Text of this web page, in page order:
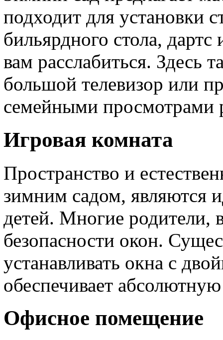
подходит для установки
бильярдного стола,
вам расслабиться. Здесь
большой телевизор или
семейными просмотрами
Игровая комната
Пространство и
зимним садом, являются
детей. Многие родители,
безопасности окон.
устанавливать окна с
обеспечивает
Офисное помещение